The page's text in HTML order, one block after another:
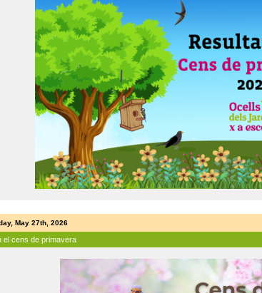
May 27th, 2026
el cens de primavera